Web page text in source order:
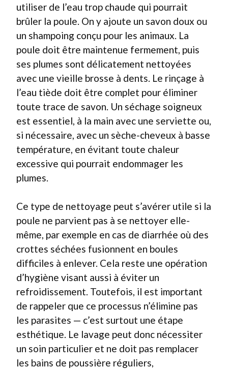
utiliser de l’eau trop chaude qui pourrait
brûler la poule. On y ajoute un savon doux ou
un shampoing conçu pour les animaux. La
poule doit être maintenue fermement, puis
ses plumes sont délicatement nettoyées
avec une vieille brosse à dents. Le rinçage à
l’eau tiède doit être complet pour éliminer
toute trace de savon. Un séchage soigneux
est essentiel, à la main avec une serviette ou,
si nécessaire, avec un sèche-cheveux à basse
température, en évitant toute chaleur
excessive qui pourrait endommager les
plumes.
Ce type de nettoyage peut s’avérer utile si la
poule ne parvient pas à se nettoyer elle-
même, par exemple en cas de diarrhée où des
crottes séchées fusionnent en boules
difficiles à enlever. Cela reste une opération
d’hygiène visant aussi à éviter un
refroidissement. Toutefois, il est important
de rappeler que ce processus n’élimine pas
les parasites — c’est surtout une étape
esthétique. Le lavage peut donc nécessiter
un soin particulier et ne doit pas remplacer
les bains de poussière réguliers,